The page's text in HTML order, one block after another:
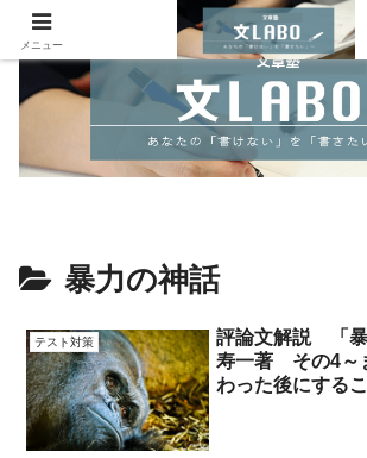
暴力の神話
テスト対策
評論文解説 「
寿一著 その4～
わった後にする
メニュー